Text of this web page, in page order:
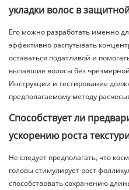
укладки волос в
Его можно разработать именно
эффективно распутывать
оставаться податливой и
выпавшие волосы без
Инструкции и тестирование
предполагаемому методу
Способствует ли
ускорению роста
Не следует предполагать, что
головы стимулирует рост
способствовать сохранению